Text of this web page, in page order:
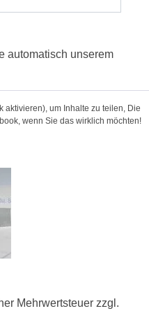
automatisch unserem
aktivieren), um Inhalte zu teilen, Die
wenn Sie das wirklich möchten!
Mehrwertsteuer zzgl.